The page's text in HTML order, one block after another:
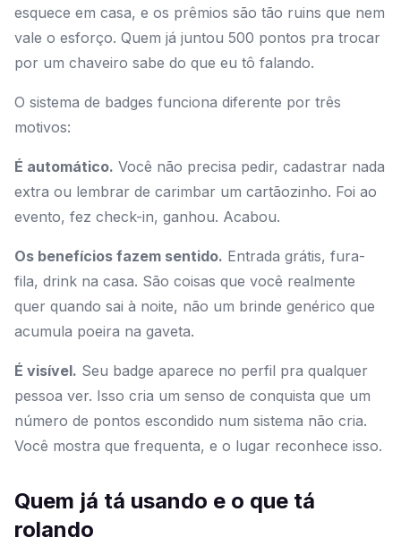
esquece em casa, e os prêmios são tão ruins que nem
vale o esforço. Quem já juntou 500 pontos pra trocar
por um chaveiro sabe do que eu tô falando.
O sistema de badges funciona diferente por três
motivos:
É automático. Você não precisa pedir, cadastrar nada
extra ou lembrar de carimbar um cartãozinho. Foi ao
evento, fez check-in, ganhou. Acabou.
Os benefícios fazem sentido. Entrada grátis, fura-
fila, drink na casa. São coisas que você realmente
quer quando sai à noite, não um brinde genérico que
acumula poeira na gaveta.
É visível. Seu badge aparece no perfil pra qualquer
pessoa ver. Isso cria um senso de conquista que um
número de pontos escondido num sistema não cria.
Você mostra que frequenta, e o lugar reconhece isso.
Quem já tá usando e o que tá
rolando